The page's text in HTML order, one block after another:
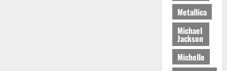
Metallica
Michael
Jackson
Michelle